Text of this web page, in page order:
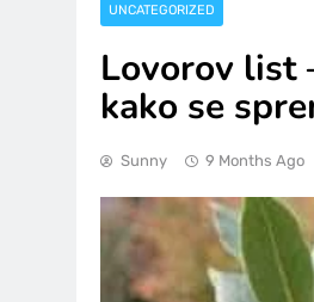
UNCATEGORIZED
Lovorov list
kako se
Sunny 9 Months Ago